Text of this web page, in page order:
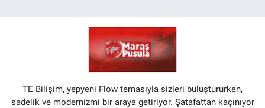
TE Bilişim, yepyeni Flow temasıyla sizleri buluştururken,
sadelik ve modernizmi bir araya getiriyor. Şatafattan kaçınıyor